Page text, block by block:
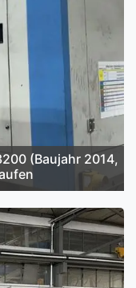
(Baujahr 2014,